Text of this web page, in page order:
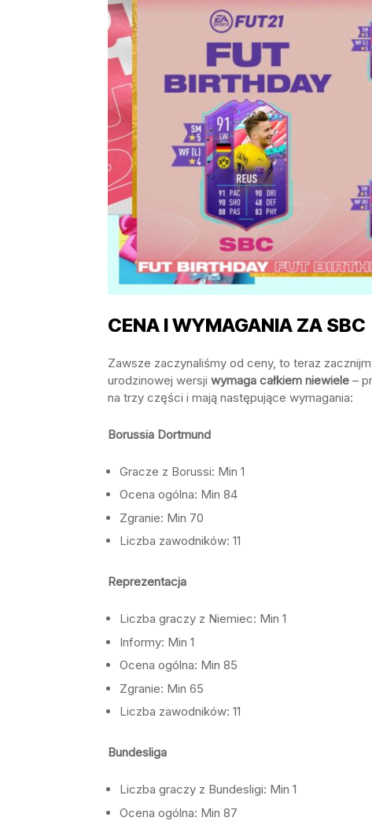
CENA I WYMAGANIA ZA SBC
Zawsze zaczynaliśmy od ceny, to teraz
urodzinowej wersji wymaga całkiem niewiele –
na trzy części i mają następujące wymagania:
Borussia Dortmund
Gracze z Borussi: Min 1
Ocena ogólna: Min 84
Zgranie: Min 70
Liczba zawodników: 11
Reprezentacja
Liczba graczy z Niemiec: Min 1
Informy: Min 1
Ocena ogólna: Min 85
Zgranie: Min 65
Liczba zawodników: 11
Bundesliga
Liczba graczy z Bundesligi: Min 1
Ocena ogólna: Min 87